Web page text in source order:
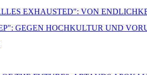
EXHAUSTED": VON
GEGEN HOCHKULTUR UND